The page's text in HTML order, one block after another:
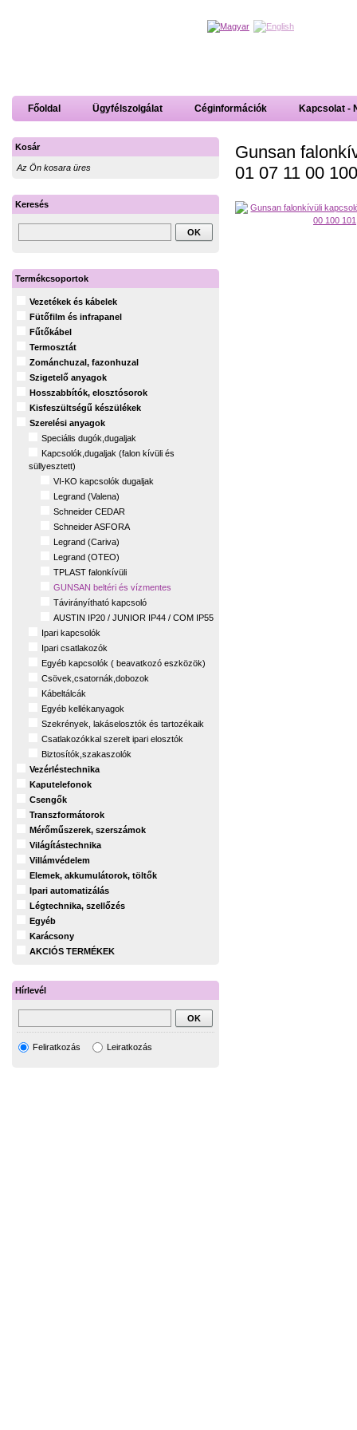
Főoldal Ügyfélszolgálat Céginformációk Kapcsolat -
Gunsan
01 07 11 00
Kosár
Az Ön kosara üres
Keresés
Termékcsoportok
Vezetékek és kábelek
Fütőfilm és infrapanel
Fűtőkábel
Termosztát
Zománchuzal, fazonhuzal
Szigetelő anyagok
Hosszabbítók, elosztósorok
Kisfeszültségű készülékek
Szerelési anyagok
Speciális dugók,dugaljak
Kapcsolók,dugaljak (falon kívüli és
süllyesztett)
VI-KO kapcsolók dugaljak
Legrand (Valena)
Schneider CEDAR
Schneider ASFORA
Legrand (Cariva)
Legrand (OTEO)
TPLAST falonkívüli
GUNSAN beltéri és vízmentes
Távirányítható kapcsoló
AUSTIN IP20 / JUNIOR IP44 / COM IP55
Ipari kapcsolók
Ipari csatlakozók
Egyéb kapcsolók ( beavatkozó eszközök)
Csövek,csatornák,dobozok
Kábeltálcák
Egyéb kellékanyagok
Szekrények, lakáselosztók és tartozékaik
Csatlakozókkal szerelt ipari elosztók
Biztosítók,szakaszolók
Vezérléstechnika
Kaputelefonok
Csengők
Transzformátorok
Mérőműszerek, szerszámok
Világítástechnika
Villámvédelem
Elemek, akkumulátorok, töltők
Ipari automatizálás
Légtechnika, szellőzés
Egyéb
Karácsony
AKCIÓS TERMÉKEK
Hírlevél
Feliratkozás Leiratkozás